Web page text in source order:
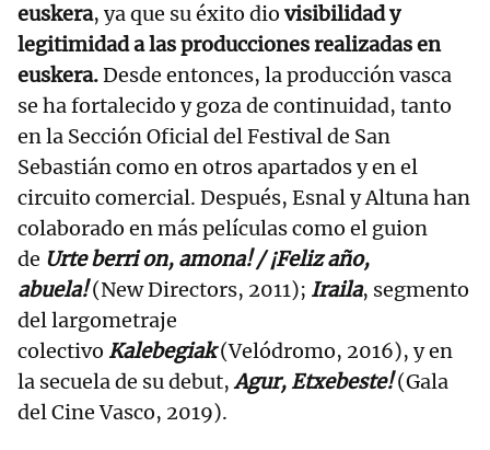
euskera, ya que su éxito dio visibilidad y
legitimidad a las producciones realizadas en
euskera.Desde entonces, la producción vasca
se ha fortalecido y goza de continuidad, tanto
en la Sección Oficial del Festival de San
Sebastián como en otros apartados y en el
circuito comercial. Después, Esnal y Altuna han
colaborado en más películas como el guion
de Urte berri on, amona! / ¡Feliz año,
abuela!(New Directors, 2011); Iraila, segmento
del largometraje
colectivo Kalebegiak(Velódromo, 2016), y en
la secuela de su debut,Agur, Etxebeste! (Gala
del Cine Vasco, 2019).